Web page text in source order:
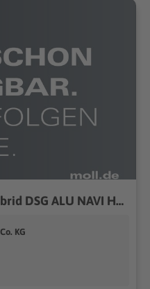
VW Golf GTE 1.5 eTSI eHybrid DSG ALU NAVI HEADUP
KG